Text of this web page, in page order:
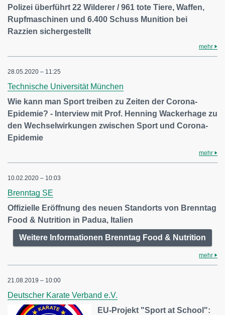
Polizei überführt 22 Wilderer / 961 tote Tiere, Waffen,
Rupfmaschinen und 6.400 Schuss Munition bei
Razzien sichergestellt
mehr
28.05.2020 – 11:25
Technische Universität München
Wie kann man Sport treiben zu Zeiten der Corona-
Epidemie? - Interview mit Prof. Henning Wackerhage zu
den Wechselwirkungen zwischen Sport und Corona-
Epidemie
mehr
10.02.2020 – 10:03
Brenntag SE
Offizielle Eröffnung des neuen Standorts von Brenntag
Food & Nutrition in Padua, Italien
Weitere Informationen Brenntag Food & Nutrition
mehr
21.08.2019 – 10:00
Deutscher Karate Verband e.V.
EU-Projekt "Sport at School":